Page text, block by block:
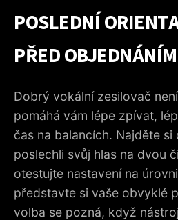
POSLEDNÍ
PŘED OBJEDNÁNÍM
Dobrý vokální zesilovač
pomáhá vám lépe zpívat,
čas na balancích. Najděte si
poslechli svůj hlas na dvou
otestujte nastavení na
představte si vaše obvyklé
volba se pozná, když